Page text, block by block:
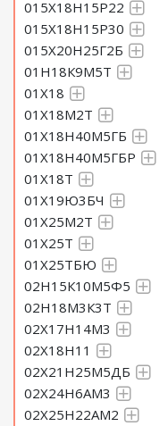
015Х18Н15Р22
015Х18Н15Р30
015Х20Н25Г2Б
01Н18К9М5Т
01Х18
01Х18М2Т
01Х18Н40М5ГБ
01Х18Н40М5ГБР
01Х18Т
01Х19Ю3БЧ
01Х25М2Т
01Х25Т
01Х25ТБЮ
02Н15К10М5Ф5
02Н18М3К3Т
02Х17Н14М3
02Х18Н11
02Х21Н25М5ДБ
02Х24Н6АМ3
02Х25Н22АМ2